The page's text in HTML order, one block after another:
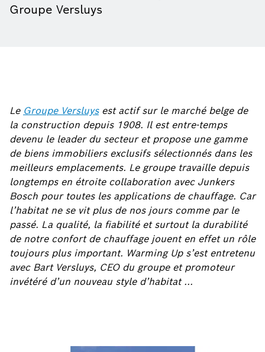
Groupe Versluys
Le Groupe Versluysest actif sur le marché belge de
la construction depuis 1908. Il est entre-temps
devenu le leader du secteur et propose une gamme
de biens immobiliers exclusifs sélectionnés dans les
meilleurs emplacements. Le groupe travaille depuis
longtemps en étroite collaboration avec Junkers
Bosch pour toutes les applications de chauffage. Car
l’habitat ne se vit plus de nos jours comme par le
passé. La qualité, la fiabilité et surtout la durabilité
de notre confort de chauffage jouent en effet un rôle
toujours plus important. Warming Up s’est entretenu
avec Bart Versluys, CEO du groupe et promoteur
invétéré d’un nouveau style d’habitat ...